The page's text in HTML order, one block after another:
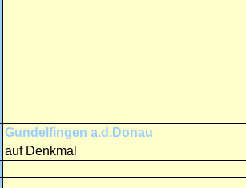
Gundelfingen a.d.Donau
auf Denkmal